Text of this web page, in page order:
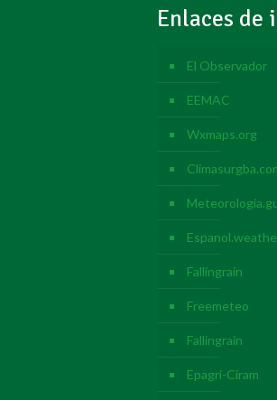
Enlaces de
El Observador
EEMAC
Wxmaps.org
Fallingrain
Freemeteo
Fallingrain
Epagri-Ciram